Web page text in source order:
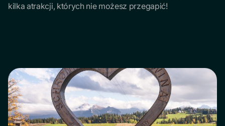
kilka atrakcji, których nie możesz przegapić!